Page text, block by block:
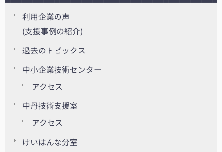
利用企業の声
(支援事例の紹介)
過去のトピックス
中小企業技術センター
アクセス
中丹技術支援室
アクセス
けいはんな分室